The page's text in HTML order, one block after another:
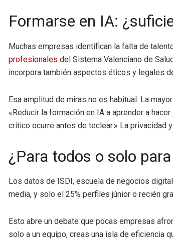
Formarse en IA:
Muchas empresas identifican la falta de
profesionales del Sistema Valenciano de
incorpora también aspectos éticos y legales
Esa amplitud de miras no es habitual. La
«Reducir la formación en IA a aprender a hacer
crítico ocurre antes de teclear.» La privacidad
¿Para todos o solo
Los datos de ISDI, escuela de negocios
media, y solo el 25% perfiles júnior o recién
Esto abre un debate que pocas empresas
solo a un equipo, creas una isla de eficiencia